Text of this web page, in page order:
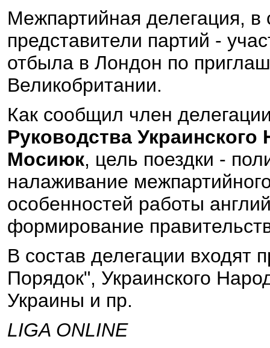
Межпартийная делегация, в
представители партий -
отбыла в Лондон по
Великобритании.
Как сообщил член
Руководства
Мосиюк, цель поездки -
налаживание
особенностей работы
формирование
В состав делегации входят
Порядок", Украинского
Украины и пр.
LIGA ONLINE